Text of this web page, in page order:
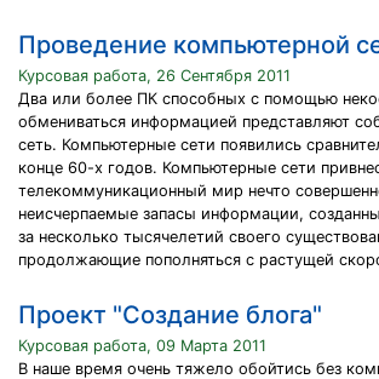
Проведение компьютерной
Курсовая работа, 26 Сентября 2011
Два или более ПК способных с помощью
обмениваться информацией представляют
сеть. Компьютерные сети появились
конце 60-х годов. Компьютерные сети
телекоммуникационный мир нечто
неисчерпаемые запасы информации,
за несколько тысячелетий своего
продолжающие пополняться с растущей
Проект "Создание блога"
Курсовая работа, 09 Марта 2011
В наше время очень тяжело обойтись без